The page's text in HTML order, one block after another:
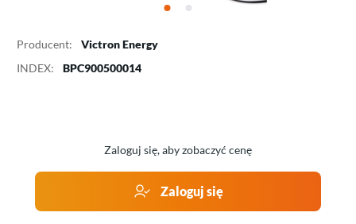
Producent:
Victron Energy
INDEX:
BPC900500014
Zaloguj się, aby zobaczyć cenę
Zaloguj się